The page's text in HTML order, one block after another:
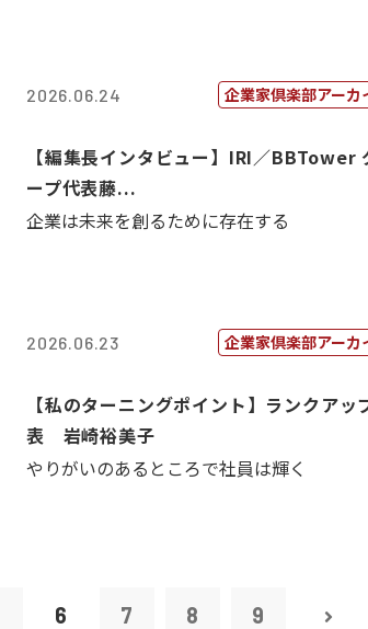
2026.06.24 企業家倶楽部アーカ
【編集長インタビュー】IRI／BBTower
ープ代表藤...
企業は未来を創るために存在する
2026.06.23 企業家倶楽部アーカ
【私のターニングポイント】ランクアッ
表 岩崎裕美子
やりがいのあるところで社員は輝く
6 7 8 9